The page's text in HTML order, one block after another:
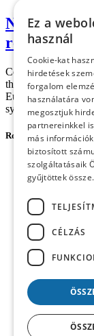
National
Contesting the all-
theses about the
European
system-
Rovatok
Forum Social
Agora
Content
Reviews
Ez a
használ
Cookie-kat
hirdetések
forgalom
használatára
megosztjuk
partnereinkkel
más
biztosított
szolgáltatásaik
gyűjtöttek össze.
CÉLZÁS